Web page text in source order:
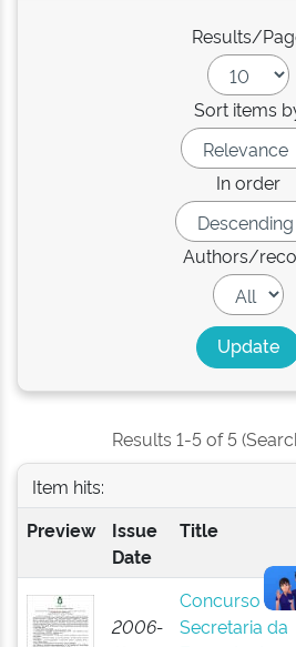
Results/
Sort items
In order
Authors/
Results 1-5 of 5
Item hits:
Preview
Issue
Date
Title
2006-
Concurso
Secretaria da